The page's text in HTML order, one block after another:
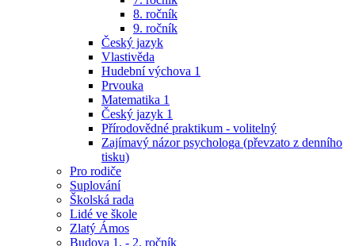
8. ročník
9. ročník
Český jazyk
Vlastivěda
Hudební výchova 1
Prvouka
Matematika 1
Český jazyk 1
Přírodovědné praktikum - volitelný
Zajímavý názor psychologa (převzato z denního
tisku)
Pro rodiče
Suplování
Školská rada
Lidé ve škole
Zlatý Ámos
Budova 1. - 2. ročník